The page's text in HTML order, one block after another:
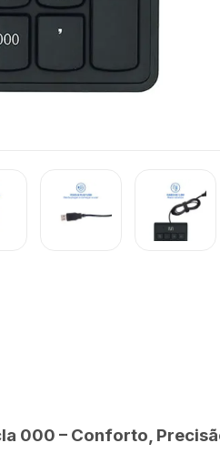
[Reembalado]
000 – Conforto,